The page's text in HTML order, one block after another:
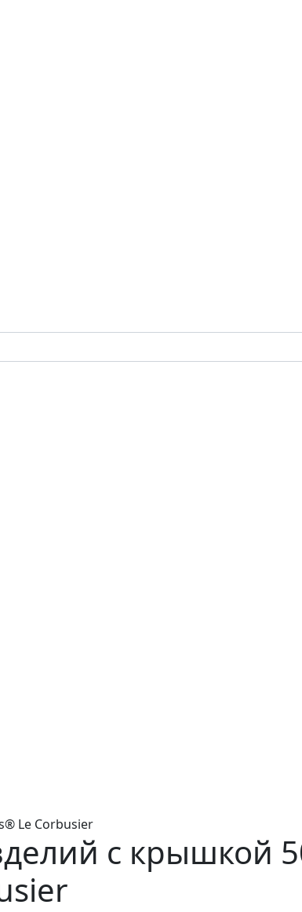
Le Corbusier
с крышкой